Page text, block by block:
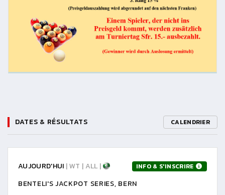
DATES & RÉSULTATS CALENDRIER
AUJOURD'HUI | WT | ALL | INFO & S'INSCRIRE
BENTELI'S JACKPOT SERIES, BERN